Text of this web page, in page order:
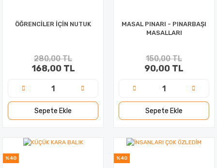
ÖĞRENCİLER İÇİN NUTUK
280,00 TL
168,00 TL
Sepete Ekle
MASAL PINARI - PINARBAŞI
MASALLARI
150,00 TL
90,00 TL
Sepete Ekle
%40 %40